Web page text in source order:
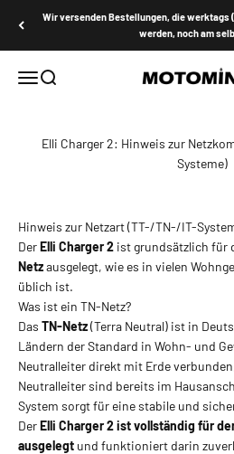
Wir versenden Bestellungen, die werktags
werden, noch am
MenüSuche MOTOMINDS
Elli Charger 2: Hinweis zur
Systeme)
Hinweis zur Netzart (TT-/TN-/IT-
DerElli Charger 2 ist grundsätzlich für
Netzausgelegt, wie es in vielen
üblich ist.
Was ist ein TN-Netz?
Das TN-Netz(Terra Neutral) ist in
Ländern der Standard in Wohn- und
Neutralleiter direkt mit Erde
Neutralleiter sind bereits im
System sorgt für eine stabile und
DerElli Charger 2 ist vollständig für
ausgelegt und funktioniert darin